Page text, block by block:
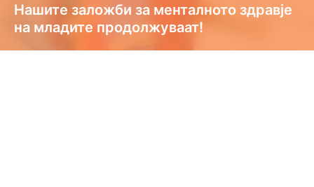
Нашите заложби за менталното здравје
на младите продолжуваат!